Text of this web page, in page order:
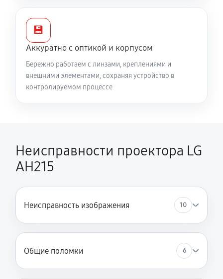
💾
Аккуратно с оптикой и корпусом
Бережно работаем с линзами, креплениями и
внешними элементами, сохраняя устройство в
контролируемом процессе
Неисправности проектора LG
AH215
Неисправность изображения 10
Общие поломки 6